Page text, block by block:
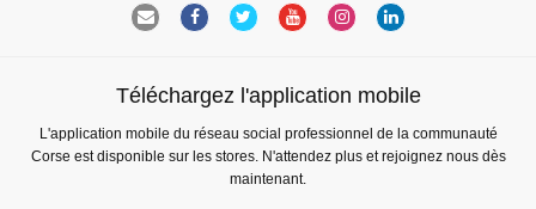
Téléchargez l'application mobile
L'application mobile du réseau social professionnel de la communauté
Corse est disponible sur les stores. N'attendez plus et rejoignez nous dès
maintenant.